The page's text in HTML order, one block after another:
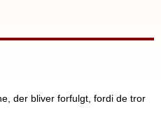
der bliver forfulgt, fordi de tror